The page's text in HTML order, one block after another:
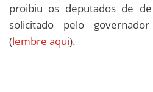
proibiu os deputados de
solicitado pelo
(lembre aqui).